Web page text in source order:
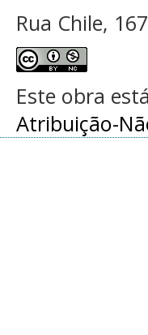
Rua Chile,
Este obra
Atribuição-